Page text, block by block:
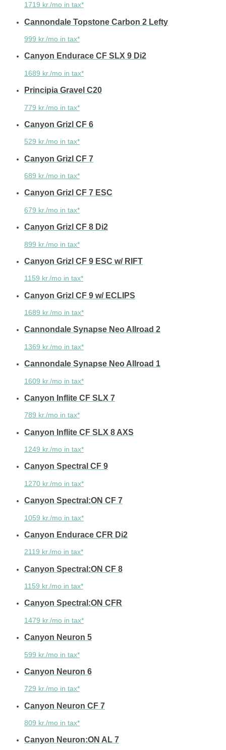
1719 kr./mo in tax*
Cannondale Topstone Carbon 2 Lefty
999 kr./mo in tax*
Canyon Endurace CF SLX 9 Di2
1689 kr./mo in tax*
Principia Gravel C20
779 kr./mo in tax*
Canyon Grizl CF 6
529 kr./mo in tax*
Canyon Grizl CF 7
689 kr./mo in tax*
Canyon Grizl CF 7 ESC
679 kr./mo in tax*
Canyon Grizl CF 8 Di2
899 kr./mo in tax*
Canyon Grizl CF 9 ESC w/ RIFT
1159 kr./mo in tax*
Canyon Grizl CF 9 w/ ECLIPS
1689 kr./mo in tax*
Cannondale Synapse Neo Allroad 2
1369 kr./mo in tax*
Cannondale Synapse Neo Allroad 1
1609 kr./mo in tax*
Canyon Inflite CF SLX 7
789 kr./mo in tax*
Canyon Inflite CF SLX 8 AXS
1249 kr./mo in tax*
Canyon Spectral CF 9
1270 kr./mo in tax*
Canyon Spectral:ON CF 7
1059 kr./mo in tax*
Canyon Endurace CFR Di2
2119 kr./mo in tax*
Canyon Spectral:ON CF 8
1159 kr./mo in tax*
Canyon Spectral:ON CFR
1479 kr./mo in tax*
Canyon Neuron 5
599 kr./mo in tax*
Canyon Neuron 6
729 kr./mo in tax*
Canyon Neuron CF 7
809 kr./mo in tax*
Canyon Neuron:ON AL 7